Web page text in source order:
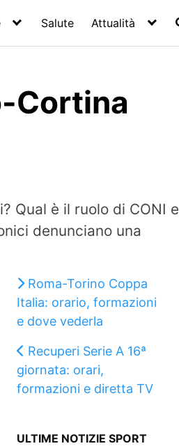
Salute Attualità
Cortina
Qual è il ruolo di CONI e
denunciano una
Roma-Torino Coppa
Italia: orario, formazioni
e dove vederla
Recuperi Serie A 16ª
giornata: orari,
formazioni e diretta TV
ULTIME NOTIZIE SPORT